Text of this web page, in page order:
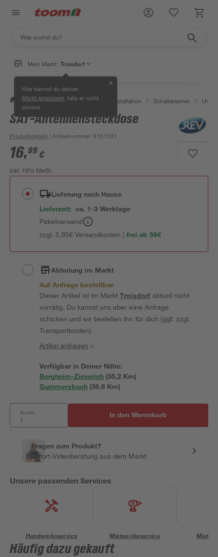
Mein Markt: Troisdorf
Hier kannst du deinen
Markt anpassen , falls er nicht
stimmt.
✕
/ Bauen & Renovieren / Elektroinstallation / Schalterserien /
SAT-Antennensteckdose
Produktdetails | Artikelnummer:9161031
16,99 €
inkl. 19% MwSt.
Lieferung nach Hause
Lieferzeit: ca. 1-3 Werktage
Paketversand
zzgl. 5,95€ Versandkosten | frei ab 59€
Abholung im Markt
Auf Anfrage bestellbar
Dieser Artikel ist im MarktTroisdorfaktuell nicht
vorrätig. Du kannst uns aber eine Anfrage
schicken und wir bestellen ihn für dich (ggf. zzgl.
Transportkosten).
Artikel anfragen >
Verfügbar in Deiner Nähe:
Bergheim-Zieverich (35,2 Km)
Gummersbach (36,6 Km)
Anzahl: In den Warenkorb
Fragen zum Produkt?
Sofort-Videoberatung aus dem Markt
Unsere passenden Services
Handwerksservice Mietgeräteservice
Häufig dazu gekauft